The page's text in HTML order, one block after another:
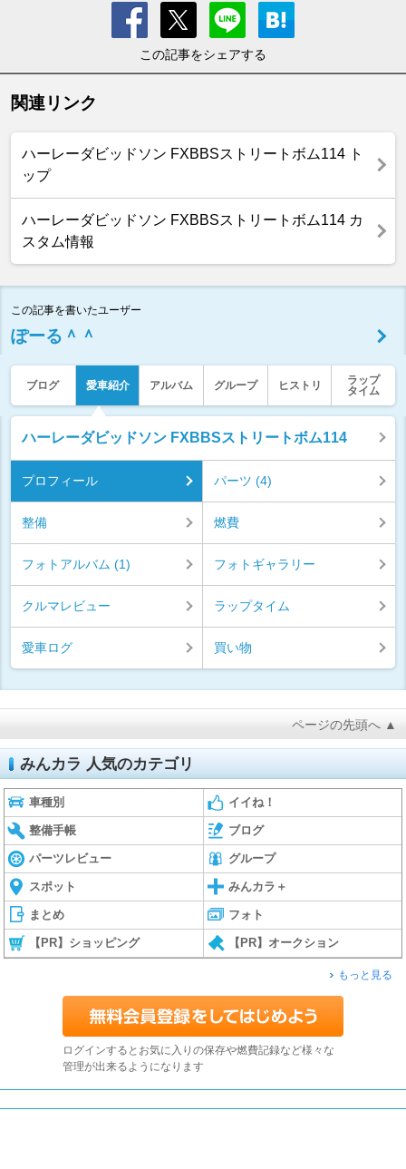
この記事をシェアする
関連リンク
ハーレーダビッドソン FXBBSストリートボム114 ト
ップ
ハーレーダビッドソン FXBBSストリートボム114 カ
スタム情報
この記事を書いたユーザー
ぽーる＾＾
ブログ 愛車紹介 アルバム グループ ヒストリ
ラップ
タイム
ハーレーダビッドソン FXBBSストリートボム114
プロフィール パーツ (4)
整備 燃費
フォトアルバム (1) フォトギャラリー
クルマレビュー ラップタイム
愛車ログ 買い物
ページの先頭へ ▲
みんカラ 人気のカテゴリ
車種別 イイね！
整備手帳 ブログ
パーツレビュー グループ
スポット みんカラ＋
まとめ フォト
【PR】ショッピング 【PR】オークション
もっと見る
ログインするとお気に入りの保存や燃費記録など様々な
管理が出来るようになります